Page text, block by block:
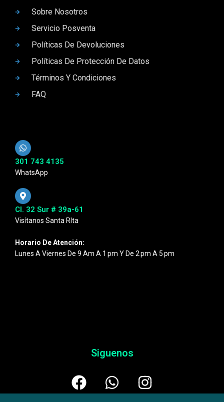
Sobre Nosotros
Servicio Posventa
Políticas De Devoluciones
Políticas De Protección De Datos
Términos Y Condiciones
FAQ
301 743 4135
WhatsApp
Cl. 32 Sur # 39a-61
Visítanos Santa RIta
Horario De Atención:
Lunes A Viernes De 9 Am A 1 Pm Y De 2 Pm A 5 Pm
Siguenos